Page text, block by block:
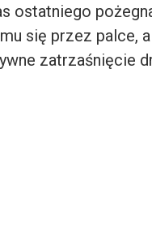
ostatniego
się przez palce,
zatrzaśnięcie